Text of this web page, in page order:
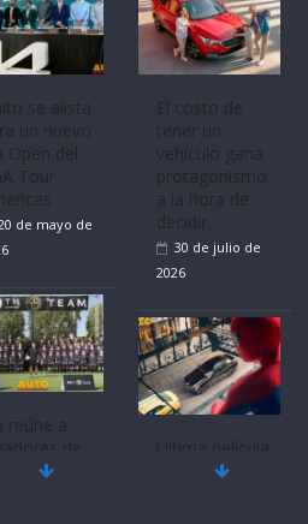
se alista
un nuevo
Open del
Tour
de mayo de
reúne a
de
de todo
El costo de
tener un
vehículo gana
protagonismo
a la hora de
decidir
30 de julio de
2026
Ultima película
‘Spider‑Man: